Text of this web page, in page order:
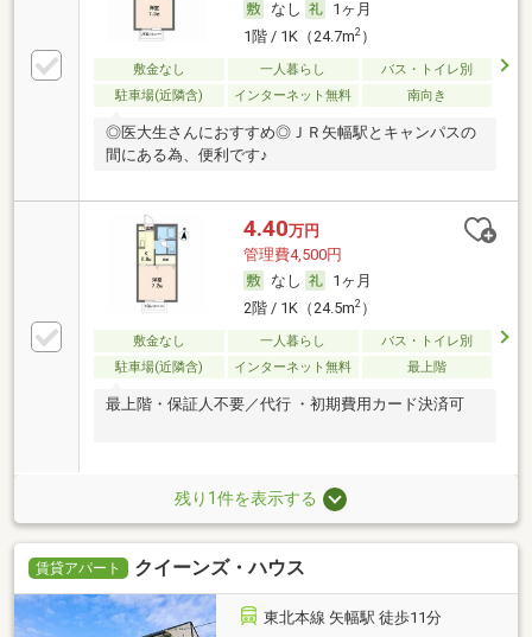
なし
1ヶ月
1階 / 1K（24.7m2）
敷金なし 一人暮らし
バス・トイレ別
駐車場(近隣含)
インターネット無料 南向き
◎医大生さんにおすすめ◎ＪＲ矢幅駅とキャンパスの
間にある為、便利です♪
4.40万円
管理費4,500円
なし
1ヶ月
2階 / 1K（24.5m2）
敷金なし 一人暮らし
バス・トイレ別
駐車場(近隣含)
インターネット無料 最上階
最上階・保証人不要／代行 ・初期費用カード決済可
残り1件を表示する
賃貸アパート クイーンズ・ハウス
東北本線 矢幅駅 徒歩11分